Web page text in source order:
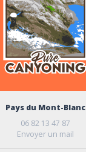
Pays du Mont-Blanc
06 82 13 47 87
Envoyer un mail